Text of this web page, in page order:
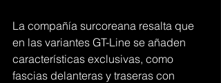
La compañía surcoreana resalta que
en las variantes GT-Line se añaden
características exclusivas, como
fascias delanteras y traseras con